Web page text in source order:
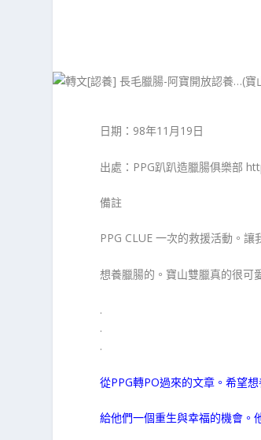
日期：98年11月19日
出處：PPG趴趴造臘腸俱樂部
備註
PPG CLUE 一次的救援活動。
想養臘腸的。寶山雙臘真的很可
.
.
.
從PPG轉PO過來的文章。希望
給他們一個重生與幸福的機會。